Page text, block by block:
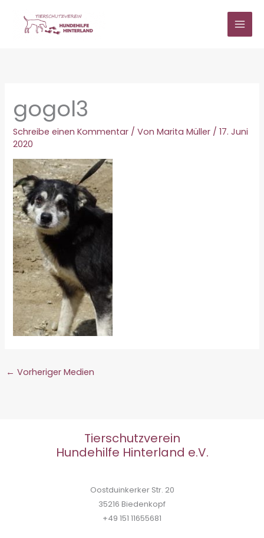
springen
gogol3
Schreibe einen Kommentar / VonMarita Müller /17. Juni
2020
← Vorheriger Medien
Tierschutzverein
Hundehilfe Hinterland e.V.
Oostduinkerker Str. 20
35216 Biedenkopf
+49 151 11655681